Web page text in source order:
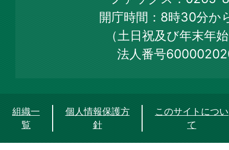
Web
Site
開庁時間：8時30分か
（土日祝及び年末年
法人番号
組織一
覧
個人情報保護方
針
このサイトについ
て